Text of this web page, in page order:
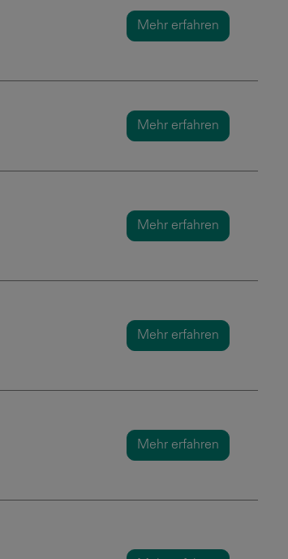
Mehr erfahren
Mehr erfahren
Mehr erfahren
Mehr erfahren
Mehr erfahren